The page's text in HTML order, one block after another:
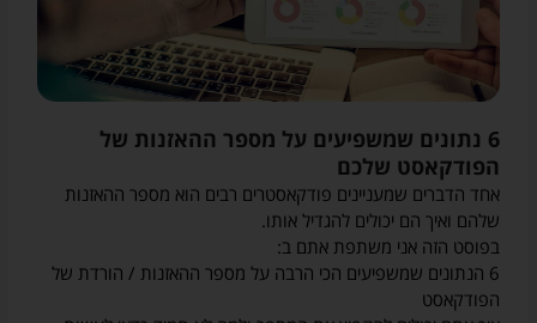
6 נתונים שמשפיעים על מספר ההאזנות של
הפודקאסט שלכם
אחד הדברים שמעניינים פודקאסטרים רבים הוא מספר ההאזנות
שלהם ואיך הם יכולים להגדיל אותו.
בפוסט הזה אני משתפת אתם ב:
6 הנתונים שמשפיעים הכי הרבה על מספר ההאזנות / הורדת של
הפודקאסט